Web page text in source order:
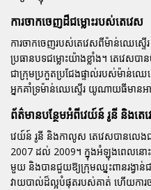
ការចាកចេញដ៏ជម្លោះរបស់តេវេស
ការចាកចេញរបស់តេវេសពីម៉ាន់ឈេស្ទ
ប្រធានបទជម្លោះយ៉ាងខ្លាំង។ តេវេស
ជាក្រុមប្រកួតប្រជែងផ្ទាល់របស់ម៉ាន់ឈេស្
អ្នកគាំទ្រម៉ាន់ឈេស្ទើរ យូណាយធីមាន
ព័ត៌មានបន្ថែមអំពីវេយ៍ន៍ រូនី និងតេ
វេយ៍ន៍ រូនី និងកាលូស តេវេសបានលេង
2007 ដល់ 2009។ ក្នុងអំឡុងពេលនោះ
មួយ និងបានជួយឱ្យក្រុមឈ្នះពានរង្វាន់
វាយបាល់ដ៏ល្អបំផុតរបស់គាត់ ហើយការច